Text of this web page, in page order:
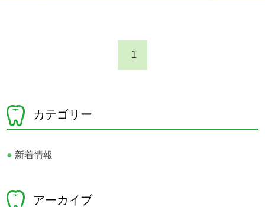
1
カテゴリー
● 新着情報
アーカイブ